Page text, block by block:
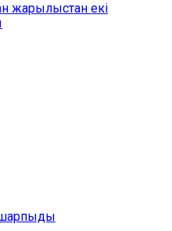
жарылыстан екі
шарпыды